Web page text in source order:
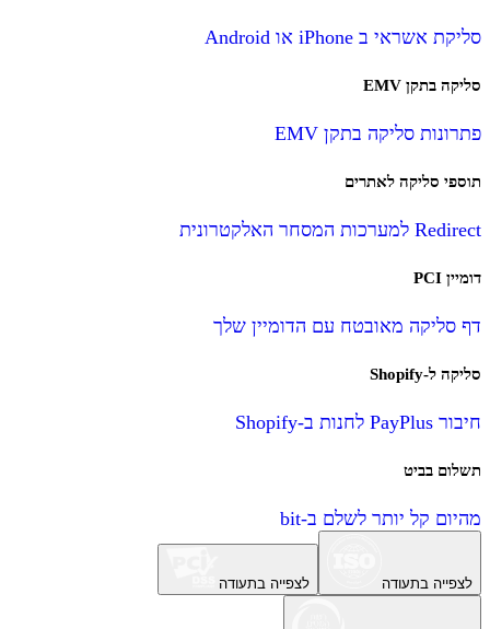
סליקת אשראי ב iPhone או Android
סליקה בתקן EMV
פתרונות סליקה בתקן EMV
תוספי סליקה לאתרים
Redirect למערכות המסחר האלקטרונית
דומיין PCI
דף סליקה מאובטח עם הדומיין שלך
סליקה ל-Shopify
חיבור PayPlus לחנות ב-Shopify
תשלום בביט
מהיום קל יותר לשלם ב-bit
לצפייה בתעודה לצפייה בתעודה